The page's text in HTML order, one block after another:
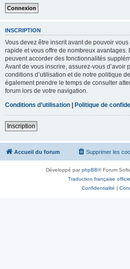
INSCRIPTION
Vous devez être inscrit avant de pouvoir vous
rapide et vous offre de nombreux avantages.
peuvent accorder des fonctionnalités
Avant de vous inscrire, assurez-vous d’avoir
conditions d’utilisation et de notre politique
également prendre le temps de consulter
forum lors de votre navigation.
Conditions d’utilisation | Politique de
Inscription
Accueil du forum Supprimer les
Développé parphpBB® Forum
Traduction française
Confidentialité |